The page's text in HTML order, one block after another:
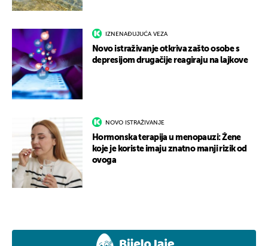
IZNENAĐUJUĆA VEZA
Novo istraživanje otkriva zašto osobe s
depresijom drugačije reagiraju na lajkove
NOVO ISTRAŽIVANJE
Hormonska terapija u menopauzi: Žene
koje je koriste imaju znatno manji rizik od
ovoga